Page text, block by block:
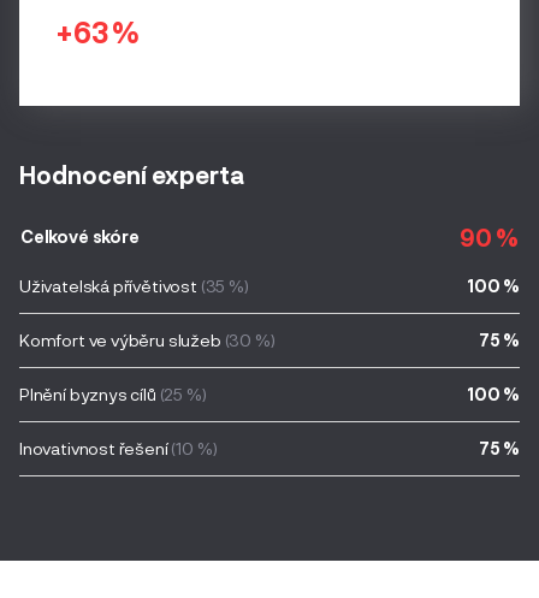
+63 %
Hodnocení experta
Celkové skóre 90 %
Uživatelská přívětivost (35 %) 100 %
Komfort ve výběru služeb (30 %) 75 %
Plnění byznys cílů (25 %) 100 %
Inovativnost řešení(10 %) 75 %